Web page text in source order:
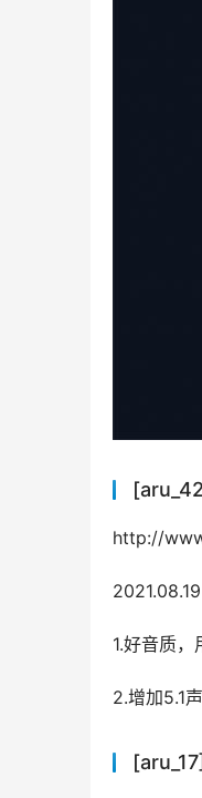
http://
1.好音质，
2.增加5.1